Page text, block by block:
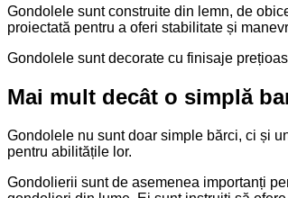
Gondolele sunt construite din lemn, de
proiectată pentru a oferi stabilitate și
Gondolele sunt decorate cu finisaje
Mai mult decât o simplă
Gondolele nu sunt doar simple bărci, ci și
pentru abilitățile lor.
Gondolierii sunt de asemenea importanți